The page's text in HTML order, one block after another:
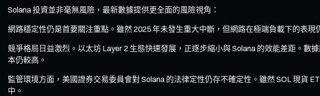
Solana 投資並非毫無風險，最新數據提供更全面的風險視角：
網路穩定性仍是首要關注重點。雖然 2025 年未發生重大中斷，但網路在極端負載下的表
競爭格局日益激烈。以太坊 Layer 2 生態快速發展，正逐步縮小與 Solana 的效能差距。數
本仍較高。
監管環境方面，美國證券交易委員會對 Solana 的法律定性仍存不確定性。雖然 SOL 現貨
中。